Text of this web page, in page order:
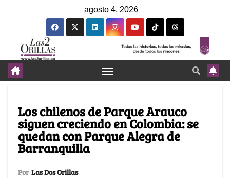
agosto 4, 2026
Los chilenos de Parque Arauco
siguen creciendo en Colombia: se
quedan con Parque Alegra de
Barranquilla
Por Las Dos Orillas